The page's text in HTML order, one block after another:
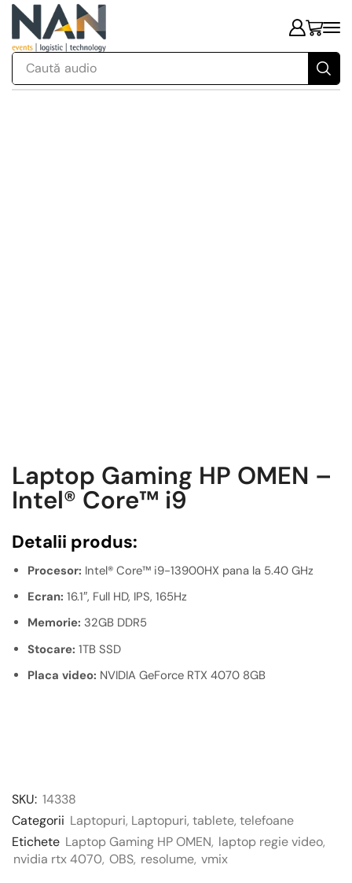
Caută audio
Laptop Gaming HP OMEN –
Intel® Core™ i9
Detalii produs:
Procesor: Intel® Core™ i9-13900HX pana la 5.40 GHz
Ecran: 16.1″, Full HD, IPS, 165Hz
Memorie: 32GB DDR5
Stocare: 1TB SSD
Placa video: NVIDIA GeForce RTX 4070 8GB
SKU: 14338
Categorii Laptopuri, Laptopuri, tablete, telefoane
Etichete Laptop Gaming HP OMEN, laptop regie video,
nvidia rtx 4070, OBS, resolume, vmix